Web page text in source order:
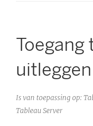
Toegang
Is van toepassing op:
Tableau Server